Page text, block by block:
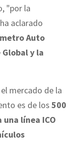
"por la
aclarado
Auto
y la
mercado de la
es de los 500
línea ICO